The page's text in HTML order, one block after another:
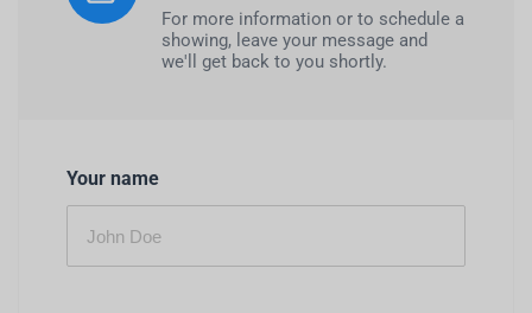
For more information or to schedule a
showing, leave your message and
we'll get back to you shortly.
Your name